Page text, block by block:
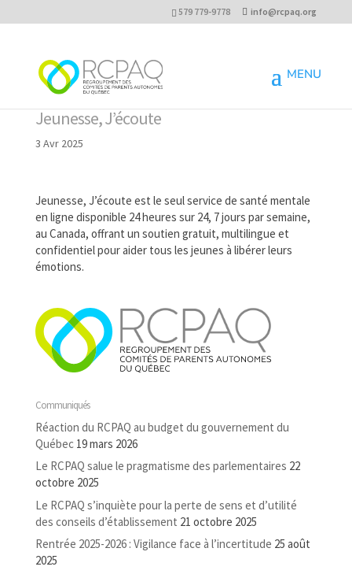
579 779-9778 info@rcpaq.org
Jeunesse, J’écoute
3 Avr 2025
Jeunesse, J’écoute est le seul service de santé mentale
en ligne disponible 24 heures sur 24, 7 jours par semaine,
au Canada, offrant un soutien gratuit, multilingue et
confidentiel pour aider tous les jeunes à libérer leurs
émotions.
Communiqués
Réaction du RCPAQ au budget du gouvernement du
Québec 19 mars 2026
Le RCPAQ salue le pragmatisme des parlementaires 22
octobre 2025
Le RCPAQ s’inquiète pour la perte de sens et d’utilité
des conseils d’établissement 21 octobre 2025
Rentrée 2025-2026 : Vigilance face à l’incertitude 25 août
2025